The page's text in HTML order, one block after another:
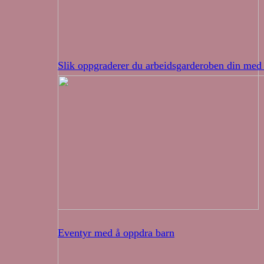
Slik oppgraderer du arbeidsgarderoben din
Eventyr med å oppdra barn